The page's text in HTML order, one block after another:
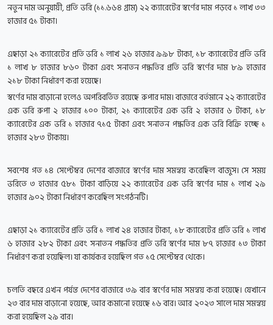
নতুন দাম অনুযায়ী, প্রতি ভরি (১১.৬৬৪ গ্রাম) ২২ ক্যারেটের স্বর্ণের দাম পড়বে ১ লাখ ৩৩
হাজার ৫১ টাকা।
এছাড়া ২১ ক্যারেটের প্রতি ভরি ১ লাখ ২৬ হাজার ৯৯৮ টাকা, ১৮ ক্যারেটের প্রতি ভরি
১ লাখ ৮ হাজার ৮৬০ টাকা এবং সনাতন পদ্ধতির প্রতি ভরি স্বর্ণের দাম ৮৯ হাজার
২১৮ টাকা নির্ধারণ করা হয়েছে।
স্বর্ণের দাম বাড়ানো হলেও অপরিবর্তিত রয়েছে রুপার দাম। বাজারে বর্তমানে ২২ ক্যারেটের
এক ভরি রুপা ২ হাজার ১০০ টাকা, ২১ ক্যারেটের এক ভরি ২ হাজার ৬ টাকা, ১৮
ক্যারেটের এক ভরি ১ হাজার ৭১৫ টাকা এবং সনাতন পদ্ধতির এক ভরি বিক্রি হচ্ছে ১
হাজার ২৮৩ টাকায়।
সবশেষ গত ১৪ সেপ্টেম্বর দেশের বাজারে স্বর্ণের দাম সমন্বয় করেছিল বাজুস। সে সময়
ভরিতে ৩ হাজার ৫৮১ টাকা বাড়িয়ে ২২ ক্যারেটের এক ভরি স্বর্ণের দাম ১ লাখ ২৯
হাজার ৯০২ টাকা নির্ধারণ করেছিল সংগঠনটি।
এছাড়া ২১ ক্যারেটের প্রতি ভরি ১ লাখ ২৪ হাজার টাকা, ১৮ ক্যারেটের প্রতি ভরি ১ লাখ
৬ হাজার ২৮২ টাকা এবং সনাতন পদ্ধতির প্রতি ভরি স্বর্ণের দাম ৮৭ হাজার ১৩ টাকা
নির্ধারণ করা হয়েছিল। যা কার্যকর হয়েছিল গত ১৫ সেপ্টেম্বর থেকে।
চলতি বছরে এখন পর্যন্ত দেশের বাজারে ৩৯ বার স্বর্ণের দাম সমন্বয় করা হয়েছে। যেখানে
২৩ বার দাম বাড়ানো হয়েছে, আর কমানো হয়েছে ১৬ বার। আর ২০২৩ সালে দাম সমন্বয়
করা হয়েছিল ২৯ বার।